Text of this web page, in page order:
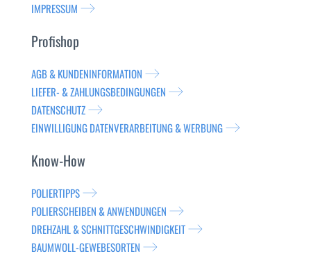
IMPRESSUM
Profishop
AGB & KUNDENINFORMATION
LIEFER- & ZAHLUNGSBEDINGUNGEN
DATENSCHUTZ
EINWILLIGUNG DATENVERARBEITUNG & WERBUNG
Know-How
POLIERTIPPS
POLIERSCHEIBEN & ANWENDUNGEN
DREHZAHL & SCHNITTGESCHWINDIGKEIT
BAUMWOLL-GEWEBESORTEN